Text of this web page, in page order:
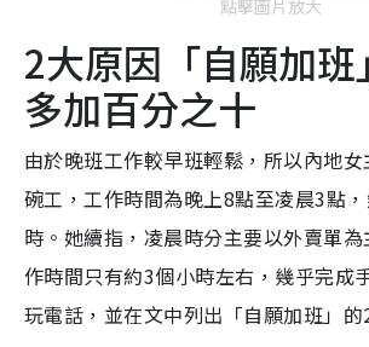
點擊圖片放大
2大原因「自願加
多加百分之十
由於晚班工作較早班輕鬆，所以內地
碗工，工作時間為晚上8點至凌晨3點
時。她續指，凌晨時分主要以外賣單
作時間只有約3個小時左右，幾乎完成
玩電話，並在文中列出「自願加班」的